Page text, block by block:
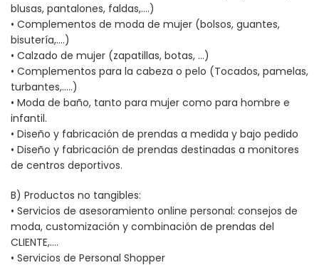
blusas, pantalones, faldas,….)
• Complementos de moda de mujer (bolsos, guantes,
bisutería,….)
• Calzado de mujer (zapatillas, botas, …)
• Complementos para la cabeza o pelo (Tocados, pamelas,
turbantes,…..)
• Moda de baño, tanto para mujer como para hombre e
infantil.
• Diseño y fabricación de prendas a medida y bajo pedido
• Diseño y fabricación de prendas destinadas a monitores
de centros deportivos.
B) Productos no tangibles:
• Servicios de asesoramiento online personal: consejos de
moda, customización y combinación de prendas del
CLIENTE,….
• Servicios de Personal Shopper